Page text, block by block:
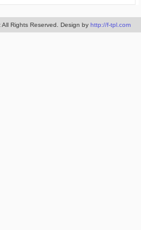
All Rights Reserved. Design by http://f-tpl.com